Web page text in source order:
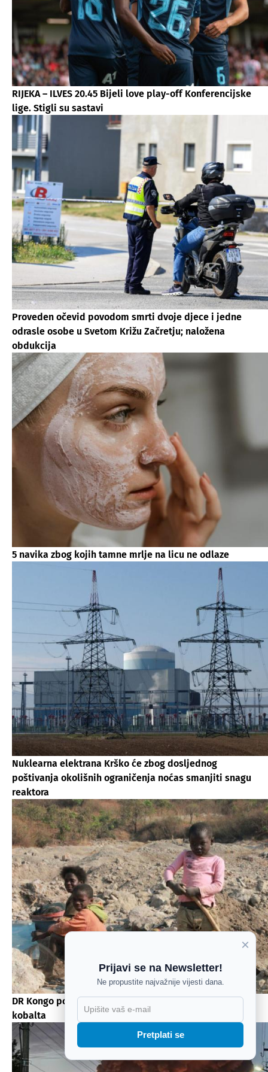
RIJEKA – ILVES 20.45 Bijeli love play-off Konferencijske
lige. Stigli su sastavi
Proveden očevid povodom smrti dvoje djece i jedne
odrasle osobe u Svetom Križu Začretju; naložena
obdukcija
5 navika zbog kojih tamne mrlje na licu ne odlaze
Nuklearna elektrana Krško će zbog dosljednog
poštivanja okolišnih ograničenja noćas smanjiti snagu
reaktora
DR Kongo ponovo zabranio izvoz koncentrata bakra i
kobalta
×
Prijavi se na Newsletter!
Ne propustite najvažnije vijesti dana.
Pretplati se